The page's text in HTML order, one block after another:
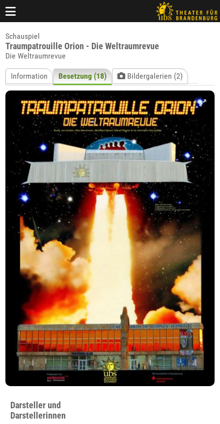
Schauspiel
Traumpatrouille Orion - Die Weltraumrevue
Die Weltraumrevue
Information Besetzung (18) Bildergalerien (2)
Darsteller und
Darstellerinnen